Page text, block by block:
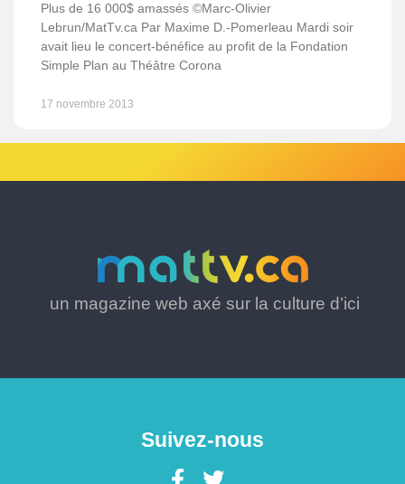
Plus de 16 000$ amassés ©Marc-Olivier
Lebrun/MatTv.ca Par Maxime D.-Pomerleau Mardi soir
avait lieu le concert-bénéfice au profit de la Fondation
Simple Plan au Théâtre Corona
17 novembre 2013
un magazine web axé sur la culture d’ici
Suivez-nous